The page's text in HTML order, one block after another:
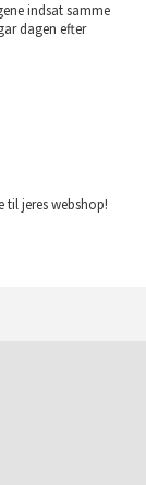
indsat samme
dagen efter
jeres webshop!